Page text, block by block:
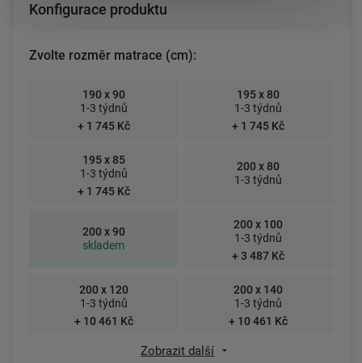
Konfigurace produktu
Zvolte rozměr matrace (cm):
190 x 90
1-3 týdnů
+ 1 745 Kč
195 x 80
1-3 týdnů
+ 1 745 Kč
195 x 85
1-3 týdnů
+ 1 745 Kč
200 x 80
1-3 týdnů
200 x 90
skladem
200 x 100
1-3 týdnů
+ 3 487 Kč
200 x 120
1-3 týdnů
+ 10 461 Kč
200 x 140
1-3 týdnů
+ 10 461 Kč
Zobrazit další